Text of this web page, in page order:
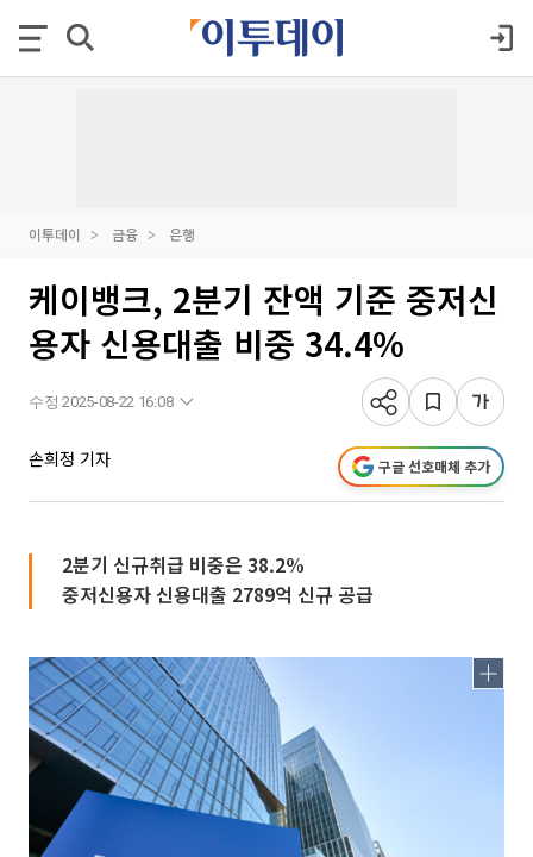
이투데이 금융 은행
케이뱅크, 2분기 잔액 기준 중저신
용자 신용대출 비중 34.4%
수정 2025-08-22 16:08
손희정 기자 구글 선호매체 추가
2분기 신규취급 비중은 38.2%
중저신용자 신용대출 2789억 신규 공급